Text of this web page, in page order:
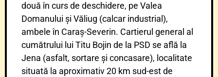
două în curs de deschidere, pe Valea
Domanului și Văliug (calcar industrial),
ambele în Caraș-Severin. Cartierul general al
cumătrului lui Titu Bojin de la PSD se află la
Jena (asfalt, sortare și concasare), localitate
situată la aproximativ 20 km sud-est de